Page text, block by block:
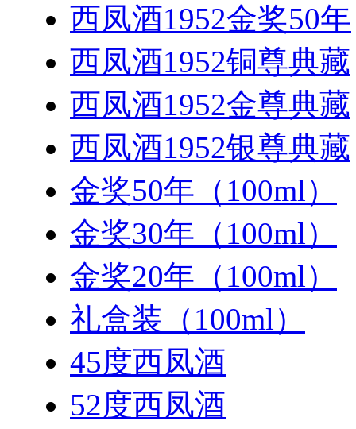
西凤酒1952金奖50年
西凤酒1952铜尊典藏
西凤酒1952金尊典藏
西凤酒1952银尊典藏
金奖50年（100ml）
金奖30年（100ml）
金奖20年（100ml）
礼盒装（100ml）
45度西凤酒
52度西凤酒